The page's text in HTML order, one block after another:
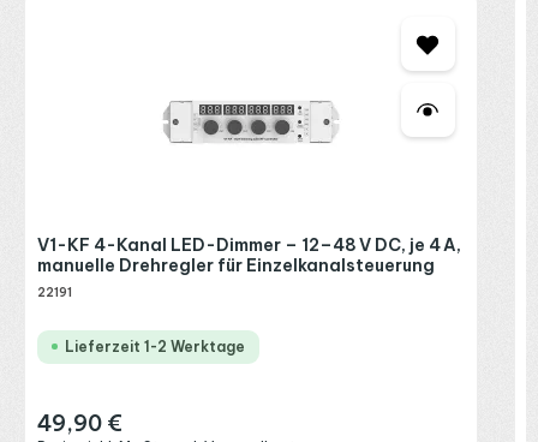
V1-KF 4-Kanal LED-Dimmer – 12–48 V DC, je 4 A,
manuelle Drehregler für Einzelkanalsteuerung
22191
Lieferzeit 1-2 Werktage
Regulärer Preis:
49,90 €